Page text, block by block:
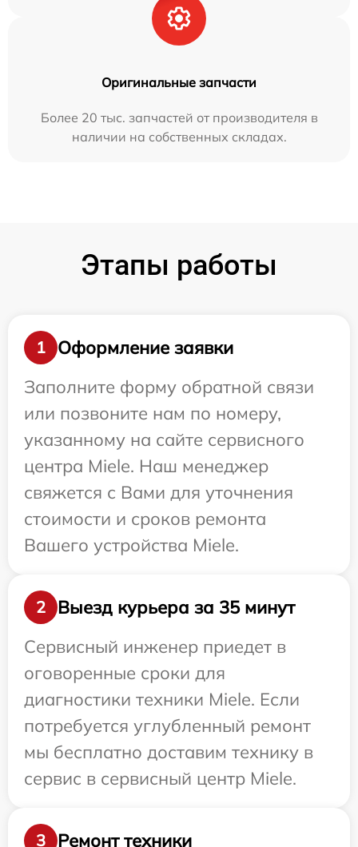
Оригинальные запчасти
Более 20 тыс. запчастей от производителя в
наличии на собственных складах.
Этапы работы
1
Оформление заявки
Заполните форму обратной связи
или позвоните нам по номеру,
указанному на сайте сервисного
центра Miele. Наш менеджер
свяжется с Вами для уточнения
стоимости и сроков ремонта
Вашего устройства Miele.
2
Выезд курьера за 35 минут
Сервисный инженер приедет в
оговоренные сроки для
диагностики техники Miele. Если
потребуется углубленный ремонт
мы бесплатно доставим технику в
сервис в сервисный центр Miele.
3 Ремонт техники